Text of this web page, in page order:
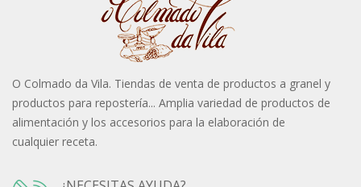
O Colmado da Vila. Tiendas de venta de productos a granel y
productos para repostería... Amplia variedad de productos de
alimentación y los accesorios para la elaboración de
cualquier receta.